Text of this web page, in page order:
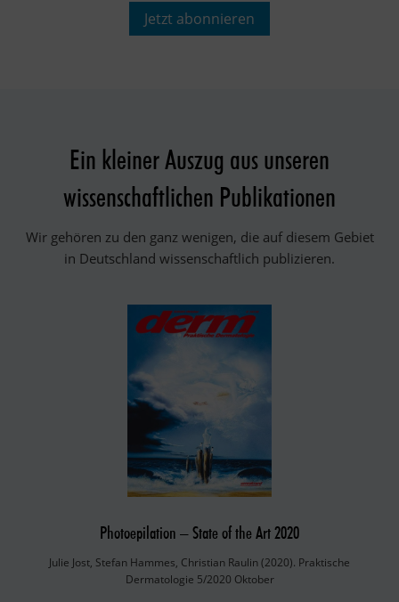
Jetzt abonnieren
Ein kleiner Auszug aus unseren
wissenschaftlichen Publikationen
Wir gehören zu den ganz wenigen, die auf diesem Gebiet
in Deutschland wissenschaftlich publizieren.
Photoepilation – State of the Art 2020
Julie Jost, Stefan Hammes, Christian Raulin (2020). Praktische
Dermatologie 5/2020 Oktober